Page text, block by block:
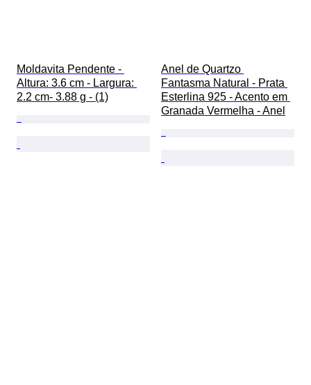
Moldavita Pendente -
Altura: 3.6 cm - Largura:
2.2 cm- 3.88 g - (1)
Anel de Quartzo
Fantasma Natural - Prata
Esterlina 925 - Acento em
Granada Vermelha - Anel